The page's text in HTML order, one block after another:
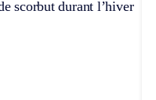
scorbut durant l’hiver